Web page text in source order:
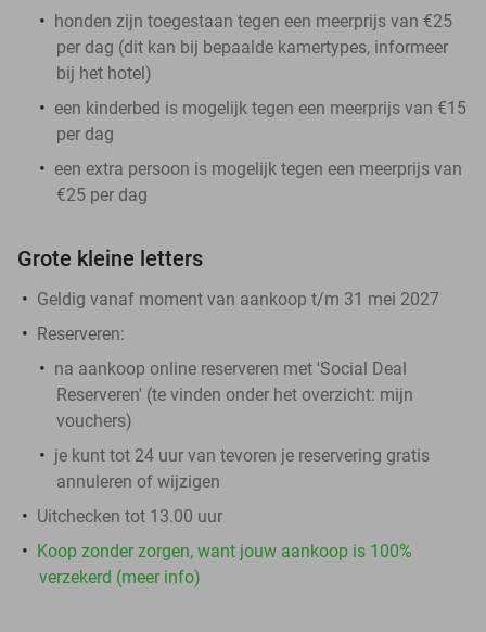
honden zijn toegestaan tegen een meerprijs van €25
per dag (dit kan bij bepaalde kamertypes, informeer
bij het hotel)
een kinderbed is mogelijk tegen een meerprijs van €15
per dag
een extra persoon is mogelijk tegen een meerprijs van
€25 per dag
Grote kleine letters
Geldig vanaf moment van aankoop t/m 31 mei 2027
Reserveren:
na aankoop online reserveren met 'Social Deal
Reserveren' (te vinden onder het overzicht: mijn
vouchers)
je kunt tot 24 uur van tevoren je reservering gratis
annuleren of wijzigen
Uitchecken tot 13.00 uur
Koop zonder zorgen, want jouw aankoop is 100%
verzekerd (meer info)